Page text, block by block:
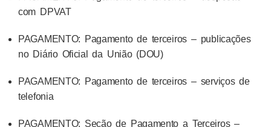
com DPVAT
PAGAMENTO: Pagamento de terceiros – publicações
no Diário Oficial da União (DOU)
PAGAMENTO: Pagamento de terceiros – serviços de
telefonia
PAGAMENTO: Seção de Pagamento a Terceiros –